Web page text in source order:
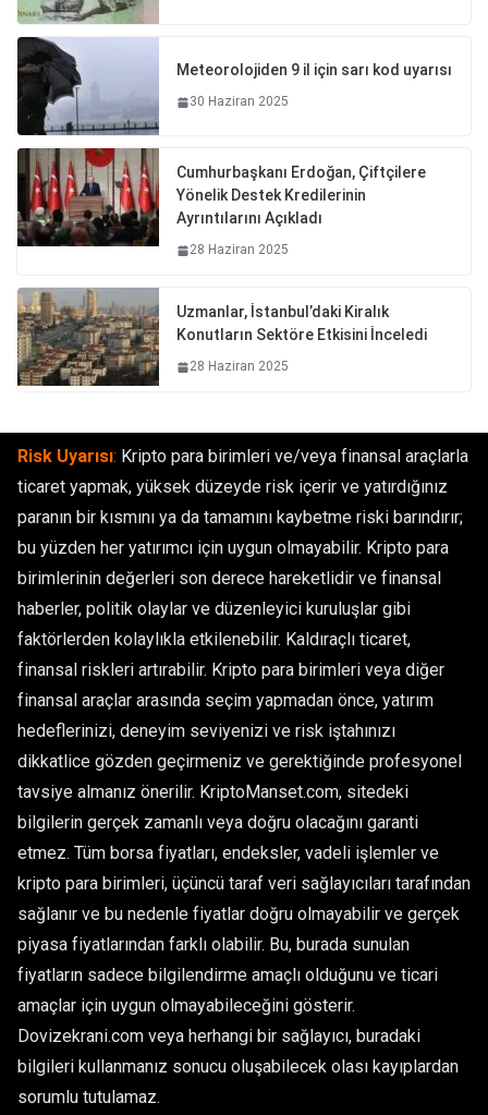
Meteorolojiden 9 il için sarı kod uyarısı
30 Haziran 2025
Cumhurbaşkanı Erdoğan, Çiftçilere
Yönelik Destek Kredilerinin
Ayrıntılarını Açıkladı
28 Haziran 2025
Uzmanlar, İstanbul’daki Kiralık
Konutların Sektöre Etkisini İnceledi
28 Haziran 2025
Risk Uyarısı: Kripto para birimleri ve/veya finansal araçlarla
ticaret yapmak, yüksek düzeyde risk içerir ve yatırdığınız
paranın bir kısmını ya da tamamını kaybetme riski barındırır;
bu yüzden her yatırımcı için uygun olmayabilir. Kripto para
birimlerinin değerleri son derece hareketlidir ve finansal
haberler, politik olaylar ve düzenleyici kuruluşlar gibi
faktörlerden kolaylıkla etkilenebilir. Kaldıraçlı ticaret,
finansal riskleri artırabilir. Kripto para birimleri veya diğer
finansal araçlar arasında seçim yapmadan önce, yatırım
hedeflerinizi, deneyim seviyenizi ve risk iştahınızı
dikkatlice gözden geçirmeniz ve gerektiğinde profesyonel
tavsiye almanız önerilir. KriptoManset.com, sitedeki
bilgilerin gerçek zamanlı veya doğru olacağını garanti
etmez. Tüm borsa fiyatları, endeksler, vadeli işlemler ve
kripto para birimleri, üçüncü taraf veri sağlayıcıları tarafından
sağlanır ve bu nedenle fiyatlar doğru olmayabilir ve gerçek
piyasa fiyatlarından farklı olabilir. Bu, burada sunulan
fiyatların sadece bilgilendirme amaçlı olduğunu ve ticari
amaçlar için uygun olmayabileceğini gösterir.
Dovizekrani.com veya herhangi bir sağlayıcı, buradaki
bilgileri kullanmanız sonucu oluşabilecek olası kayıplardan
sorumlu tutulamaz.